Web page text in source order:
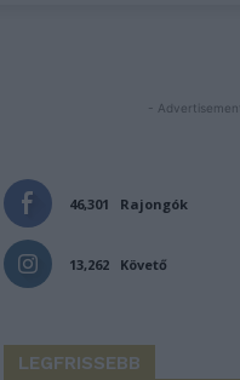
- Advertisement
46,301 Rajongók
13,262 Követő
LEGFRISSEBB